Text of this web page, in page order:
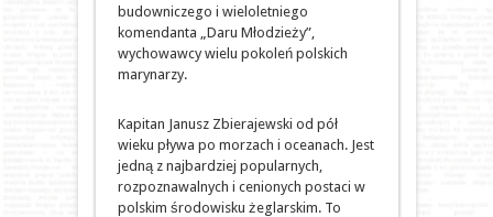
budowniczego i wieloletniego
komendanta „Daru Młodzieży”,
wychowawcy wielu pokoleń polskich
marynarzy.
Kapitan Janusz Zbierajewski od pół
wieku pływa po morzach i oceanach. Jest
jedną z najbardziej popularnych,
rozpoznawalnych i cenionych postaci w
polskim środowisku żeglarskim. To